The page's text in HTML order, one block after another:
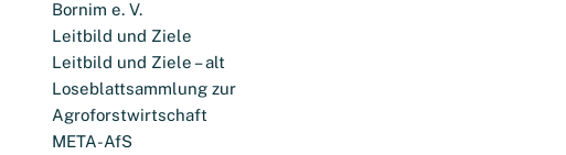
Bornim e. V.
Leitbild und Ziele
Leitbild und Ziele – alt
Loseblattsammlung zur
Agroforstwirtschaft
META-AfS